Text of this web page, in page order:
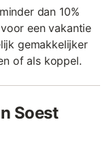
dan 10%
een vakantie
gemakkelijker
of als koppel.
Soest